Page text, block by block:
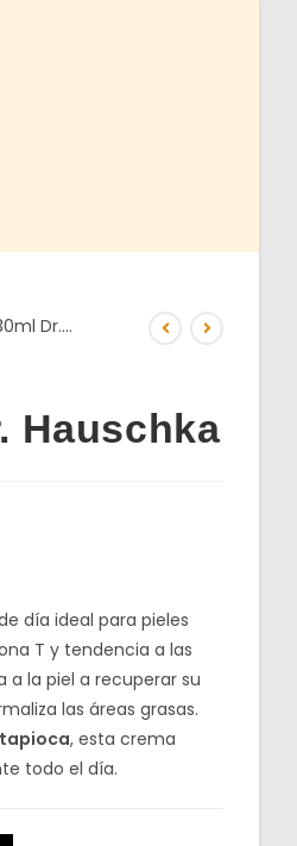
Dr.…
Hauschka
día ideal para pieles
T y tendencia a las
a la piel a recuperar su
las áreas grasas.
tapioca, esta crema
todo el día.